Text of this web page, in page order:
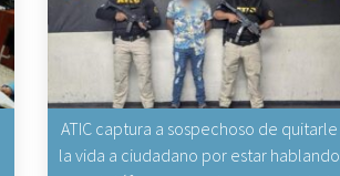
ATIC captura a sospechoso de quitarle
la vida a ciudadano por estar hablando